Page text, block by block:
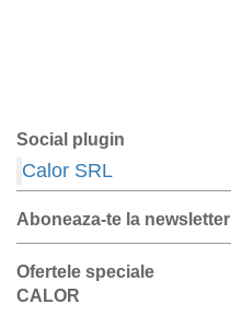
Social plugin
Calor SRL
Aboneaza-te la newsletter
Ofertele speciale
CALOR